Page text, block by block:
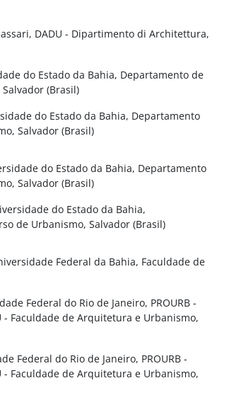
DADU - Dipartimento di Architettura,
do Estado da Bahia, Departamento de
(Brasil)
do Estado da Bahia, Departamento
Salvador (Brasil)
do Estado da Bahia, Departamento
Salvador (Brasil)
do Estado da Bahia,
de Urbanismo, Salvador (Brasil)
Federal da Bahia, Faculdade de
Federal do Rio de Janeiro, PROURB -
- Faculdade de Arquitetura e Urbanismo,
Federal do Rio de Janeiro, PROURB -
- Faculdade de Arquitetura e Urbanismo,